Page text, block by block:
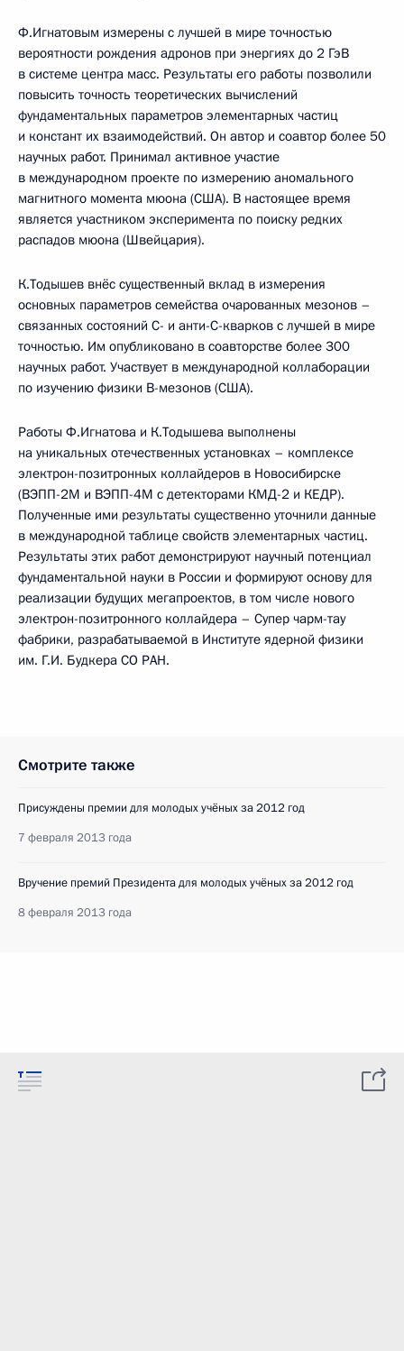
Ф.Игнатовым измерены с лучшей в мире точностью
вероятности рождения адронов при энергиях до 2 ГэВ
в системе центра масс. Результаты его работы позволили
повысить точность теоретических вычислений
фундаментальных параметров элементарных частиц
и констант их взаимодействий. Он автор и соавтор более 50
научных работ. Принимал активное участие
в международном проекте по измерению аномального
магнитного момента мюона (США). В настоящее время
является участником эксперимента по поиску редких
распадов мюона (Швейцария).
К.Тодышев внёс существенный вклад в измерения
основных параметров семейства очарованных мезонов –
связанных состояний С- и анти-С-кварков с лучшей в мире
точностью. Им опубликовано в соавторстве более 300
научных работ. Участвует в международной коллаборации
по изучению физики B-мезонов (США).
Работы Ф.Игнатова и К.Тодышева выполнены
на уникальных отечественных установках – комплексе
электрон-позитронных коллайдеров в Новосибирске
(ВЭПП-2М и ВЭПП-4М с детекторами КМД-2 и КЕДР).
Полученные ими результаты существенно уточнили данные
в международной таблице свойств элементарных частиц.
Результаты этих работ демонстрируют научный потенциал
фундаментальной науки в России и формируют основу для
реализации будущих мегапроектов, в том числе нового
электрон-позитронного коллайдера – Супер чарм-тау
фабрики, разрабатываемой в Институте ядерной физики
им. Г.И. Будкера СО РАН.
Смотрите также
Присуждены премии для молодых учёных за 2012 год
7 февраля 2013 года
Вручение премий Президента для молодых учёных за 2012 год
8 февраля 2013 года